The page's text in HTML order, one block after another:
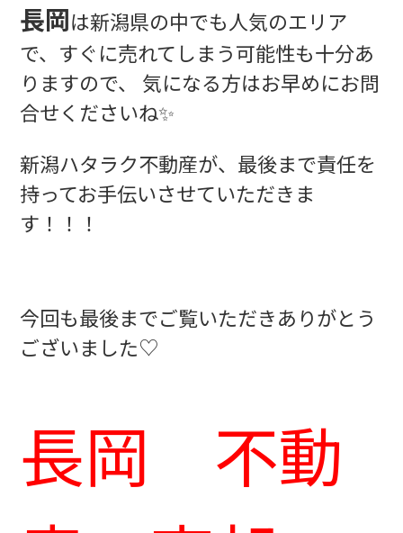
長岡は新潟県の中でも人気のエリア
で、すぐに売れてしまう可能性も十分あ
りますので、 気になる方はお早めにお問
合せくださいね✨
新潟ハタラク不動産が、最後まで責任を
持ってお手伝いさせていただきま
す！！！
今回も最後までご覧いただきありがとう
ございました♡
長岡 不動